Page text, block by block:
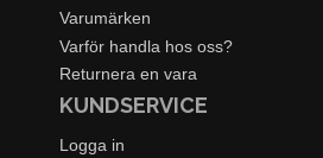
Varumärken
Varför handla hos oss?
Returnera en vara
KUNDSERVICE
Logga in